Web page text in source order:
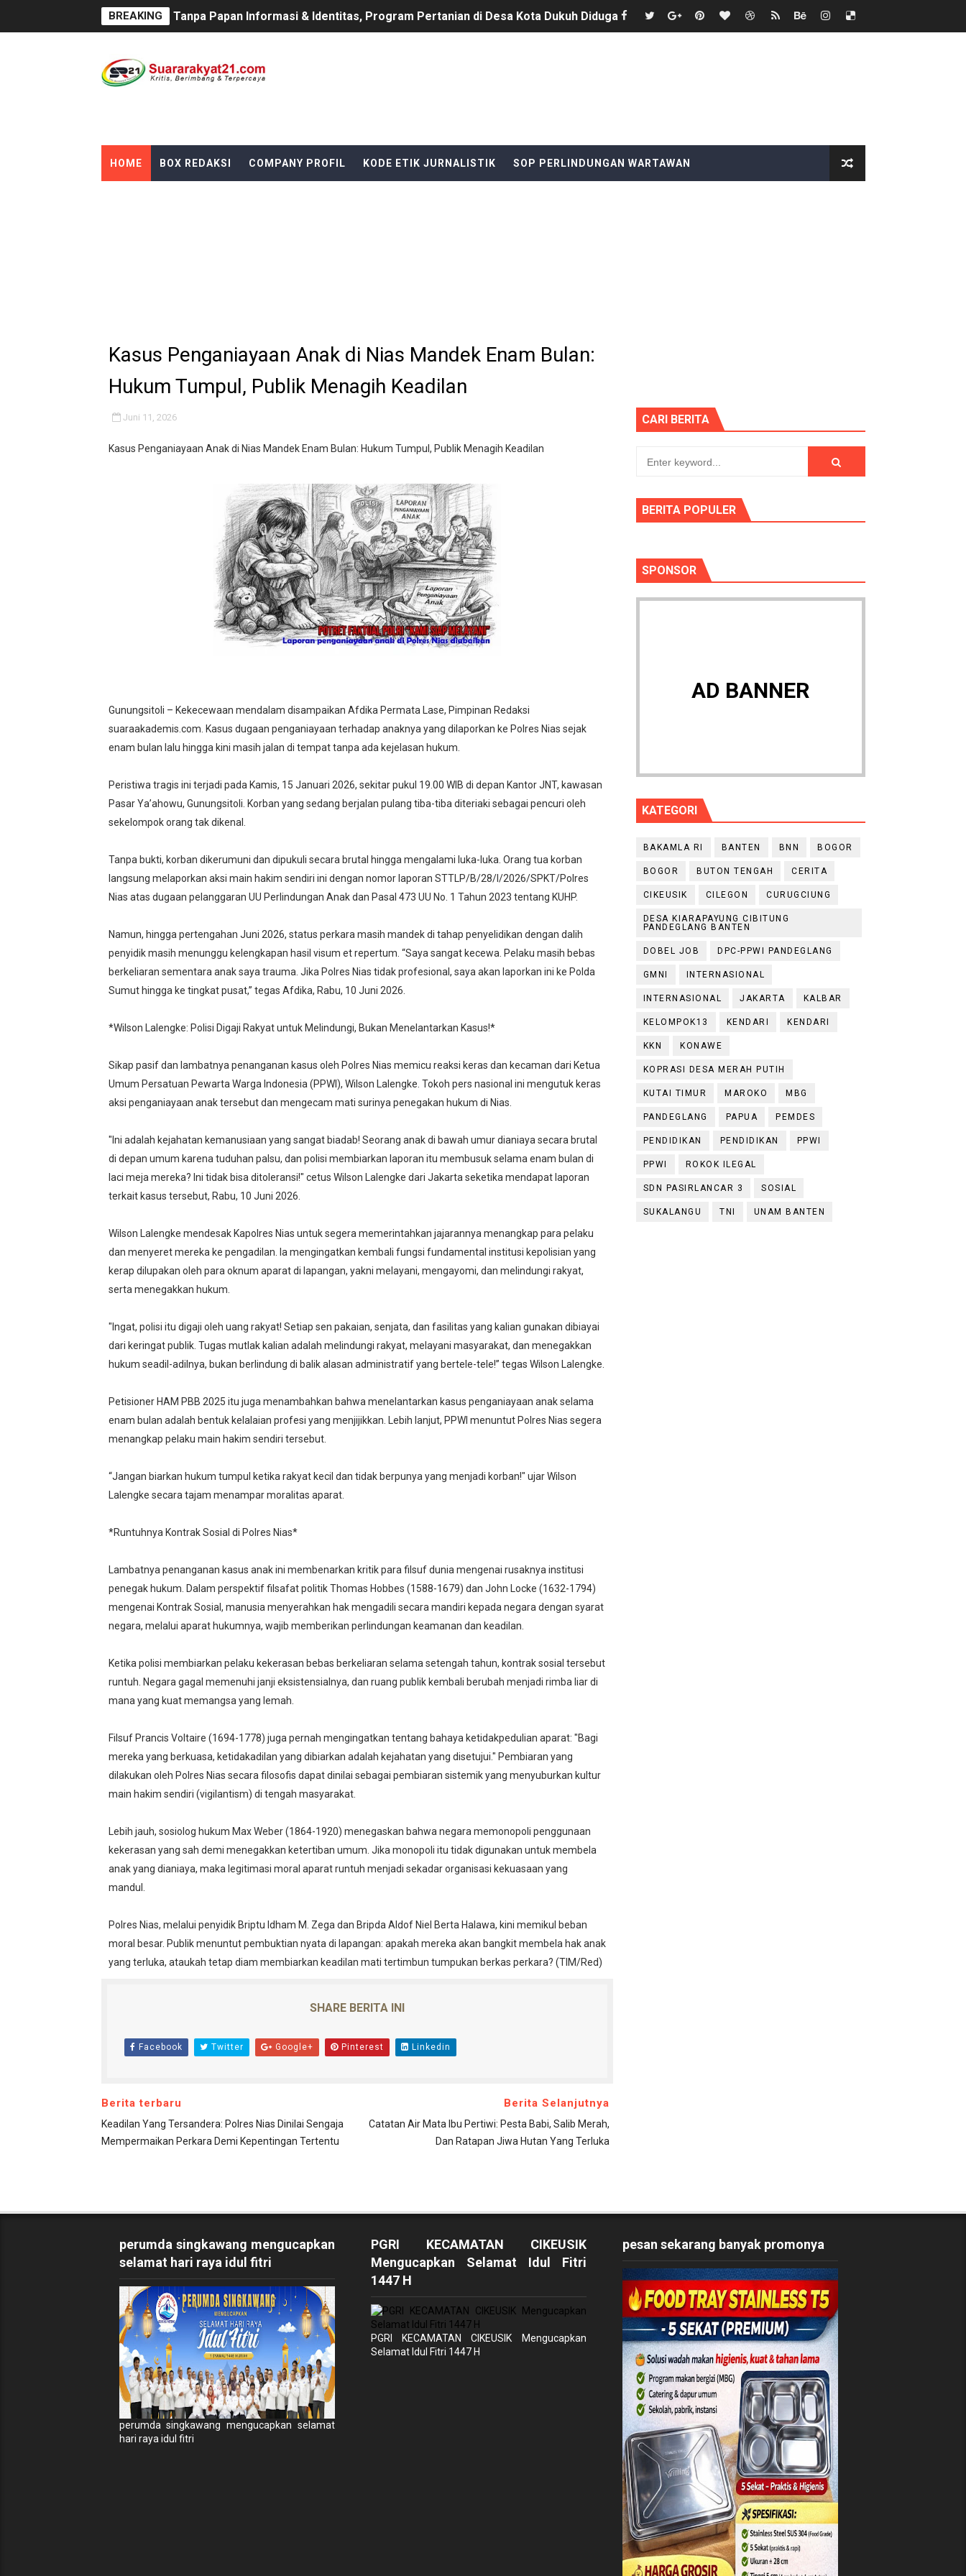
BREAKING Tanpa Papan Informasi & Identitas, Program Pertanian di Desa Kota Dukuh Diduga Mirip "Proyek Siluman
Profesor Minta Presiden RI Perintahkan Semua Aparatur Negara Di Seluruh Indonesia Tertibkan bendera luntur kusam dan Pasang Bendera
Kapolres Sanggau AKBP Kadek Ary Mahardika Kunjungi Pos Kotis Satgas Pamtas RI-Malaysia Yonarmed 19/Bogani, Perkuat Sinergitas TNI-Polri
Satu Keluarga di Kp. Caringinlor Tinggal di Rumah Tak Layak Huni, Tidak tersentuh bantuan pemerintah
Kasihumas Polres Lebak: Kasus Dugaan Pelanggaran Disiplin Anggota Polri Terkait Gadai Mobil Ditangani Bid Propam Polda Banten
BLUD UPT Puskesmas Cikeusik Siaga Layani Atlet dan Masyarakat Selama Pesta Rakyat HUT RI ke-81
Turnamen sepok bola, yang akan bermain antar" desa nanggala vs sukaseuneng di gelar di alun-alun lapangan kecamatan Cikeusik
Kondisi SMPN 2 Sungai Ambawang Memprihatinkan, Orang Tua Khawatir Dek Ambruk
Anggaran Langganan Media di DPRD Depok Rp210,3 Juta, Siapa Saja yang Menikmatinya? Forwara Minta Sekwan Berlaku Adil
Kado Proklamasi 1945 - 2026. Lomba Pidato antar RT siap digelar
IMO-Indonesia Hadiri Rakerkornas APINDO Ke XXXV di Makassar
Kepala KSP Jenderal Dudung Pimpin Peluncuran Buku dan Diskusi Undang-Undang Perekonomian Nasional
Kapolsek Cikeusik Tegaskan Komitmen Jaga Keamanan Selama Pesta Rakyat Cikeusik, HUT RI ke-81
Peringati Kemerdekaan Indonesia ke-81, Bukan Sekadar Kemeriahan, Harus Bermakna Nyata bagi Seluruh Bangsa
HOME BOX REDAKSI COMPANY PROFIL KODE ETIK JURNALISTIK SOP PERLINDUNGAN WARTAWAN
Kasus Penganiayaan Anak di Nias Mandek Enam Bulan:
Hukum Tumpul, Publik Menagih Keadilan
Juni 11, 2026
Kasus Penganiayaan Anak di Nias Mandek Enam Bulan: Hukum Tumpul, Publik Menagih Keadilan
Gunungsitoli – Kekecewaan mendalam disampaikan Afdika Permata Lase, Pimpinan Redaksi
suaraakademis.com. Kasus dugaan penganiayaan terhadap anaknya yang dilaporkan ke Polres Nias sejak
enam bulan lalu hingga kini masih jalan di tempat tanpa ada kejelasan hukum.
Peristiwa tragis ini terjadi pada Kamis, 15 Januari 2026, sekitar pukul 19.00 WIB di depan Kantor JNT, kawasan
Pasar Ya’ahowu, Gunungsitoli. Korban yang sedang berjalan pulang tiba-tiba diteriaki sebagai pencuri oleh
sekelompok orang tak dikenal.
Tanpa bukti, korban dikerumuni dan dipukuli secara brutal hingga mengalami luka-luka. Orang tua korban
langsung melaporkan aksi main hakim sendiri ini dengan nomor laporan STTLP/B/28/I/2026/SPKT/Polres
Nias atas dugaan pelanggaran UU Perlindungan Anak dan Pasal 473 UU No. 1 Tahun 2023 tentang KUHP.
Namun, hingga pertengahan Juni 2026, status perkara masih mandek di tahap penyelidikan dengan dalih
penyidik masih menunggu kelengkapan hasil visum et repertum. “Saya sangat kecewa. Pelaku masih bebas
berkeliaran sementara anak saya trauma. Jika Polres Nias tidak profesional, saya akan laporkan ini ke Polda
Sumut hingga ke tingkat pusat,” tegas Afdika, Rabu, 10 Juni 2026.
*Wilson Lalengke: Polisi Digaji Rakyat untuk Melindungi, Bukan Menelantarkan Kasus!*
Sikap pasif dan lambatnya penanganan kasus oleh Polres Nias memicu reaksi keras dan kecaman dari Ketua
Umum Persatuan Pewarta Warga Indonesia (PPWI), Wilson Lalengke. Tokoh pers nasional ini mengutuk keras
aksi penganiayaan anak tersebut dan mengecam mati surinya penegakan hukum di Nias.
"Ini adalah kejahatan kemanusiaan yang sangat biadab! Seorang anak di bawah umur dianiaya secara brutal
di depan umum karena tuduhan palsu, dan polisi membiarkan laporan itu membusuk selama enam bulan di
laci meja mereka? Ini tidak bisa ditoleransi!" cetus Wilson Lalengke dari Jakarta seketika mendapat laporan
terkait kasus tersebut, Rabu, 10 Juni 2026.
Wilson Lalengke mendesak Kapolres Nias untuk segera memerintahkan jajarannya menangkap para pelaku
dan menyeret mereka ke pengadilan. Ia mengingatkan kembali fungsi fundamental institusi kepolisian yang
kerap dilupakan oleh para oknum aparat di lapangan, yakni melayani, mengayomi, dan melindungi rakyat,
serta menegakkan hukum.
"Ingat, polisi itu digaji oleh uang rakyat! Setiap sen pakaian, senjata, dan fasilitas yang kalian gunakan dibiayai
dari keringat publik. Tugas mutlak kalian adalah melindungi rakyat, melayani masyarakat, dan menegakkan
hukum seadil-adilnya, bukan berlindung di balik alasan administratif yang bertele-tele!” tegas Wilson Lalengke.
Petisioner HAM PBB 2025 itu juga menambahkan bahwa menelantarkan kasus penganiayaan anak selama
enam bulan adalah bentuk kelalaian profesi yang menjijikkan. Lebih lanjut, PPWI menuntut Polres Nias segera
menangkap pelaku main hakim sendiri tersebut.
“Jangan biarkan hukum tumpul ketika rakyat kecil dan tidak berpunya yang menjadi korban!" ujar Wilson
Lalengke secara tajam menampar moralitas aparat.
*Runtuhnya Kontrak Sosial di Polres Nias*
Lambatnya penanganan kasus anak ini membenarkan kritik para filsuf dunia mengenai rusaknya institusi
penegak hukum. Dalam perspektif filsafat politik Thomas Hobbes (1588-1679) dan John Locke (1632-1794)
mengenai Kontrak Sosial, manusia menyerahkan hak mengadili secara mandiri kepada negara dengan syarat
negara, melalui aparat hukumnya, wajib memberikan perlindungan keamanan dan keadilan.
Ketika polisi membiarkan pelaku kekerasan bebas berkeliaran selama setengah tahun, kontrak sosial tersebut
runtuh. Negara gagal memenuhi janji eksistensialnya, dan ruang publik kembali berubah menjadi rimba liar di
mana yang kuat memangsa yang lemah.
Filsuf Prancis Voltaire (1694-1778) juga pernah mengingatkan tentang bahaya ketidakpedulian aparat: "Bagi
mereka yang berkuasa, ketidakadilan yang dibiarkan adalah kejahatan yang disetujui." Pembiaran yang
dilakukan oleh Polres Nias secara filosofis dapat dinilai sebagai pembiaran sistemik yang menyuburkan kultur
main hakim sendiri (vigilantism) di tengah masyarakat.
Lebih jauh, sosiolog hukum Max Weber (1864-1920) menegaskan bahwa negara memonopoli penggunaan
kekerasan yang sah demi menegakkan ketertiban umum. Jika monopoli itu tidak digunakan untuk membela
anak yang dianiaya, maka legitimasi moral aparat runtuh menjadi sekadar organisasi kekuasaan yang
mandul.
Polres Nias, melalui penyidik Briptu Idham M. Zega dan Bripda Aldof Niel Berta Halawa, kini memikul beban
moral besar. Publik menuntut pembuktian nyata di lapangan: apakah mereka akan bangkit membela hak anak
yang terluka, ataukah tetap diam membiarkan keadilan mati tertimbun tumpukan berkas perkara? (TIM/Red)
SHARE BERITA INI
Facebook Twitter Google+ Pinterest Linkedin
Berita terbaru
Keadilan Yang Tersandera: Polres Nias Dinilai Sengaja
Mempermaikan Perkara Demi Kepentingan Tertentu
Berita Selanjutnya
Catatan Air Mata Ibu Pertiwi: Pesta Babi, Salib Merah,
Dan Ratapan Jiwa Hutan Yang Terluka
CARI BERITA
BERITA POPULER
SPONSOR
AD BANNER
KATEGORI
BAKAMLA RI BANTEN BNN BOGOR
BOGOR BUTON TENGAH CERITA
CIKEUSIK CILEGON CURUGCIUNG
DESA KIARAPAYUNG CIBITUNG
PANDEGLANG BANTEN
DOBEL JOB DPC-PPWI PANDEGLANG
GMNI INTERNASIONAL
INTERNASIONAL JAKARTA KALBAR
KELOMPOK13 KENDARI KENDARI
KKN KONAWE
KOPRASI DESA MERAH PUTIH
KUTAI TIMUR MAROKO MBG
PANDEGLANG PAPUA PEMDES
PENDIDIKAN PENDIDIKAN PPWI
PPWI ROKOK ILEGAL
SDN PASIRLANCAR 3 SOSIAL
SUKALANGU TNI UNAM BANTEN
perumda singkawang mengucapkan
selamat hari raya idul fitri
perumda singkawang mengucapkan selamat
hari raya idul fitri
PGRI KECAMATAN CIKEUSIK
Mengucapkan Selamat Idul Fitri
1447 H
PGRI KECAMATAN CIKEUSIK Mengucapkan
Selamat Idul Fitri 1447 H
pesan sekarang banyak promonya